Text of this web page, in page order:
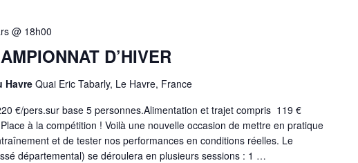
D’HIVER
@ 18h00
Havre Quai Eric Tabarly, Le Havre, France
€/pers.sur base 5 personnes.Alimentation et trajet compris 119 €
à la compétition ! Voilà une nouvelle occasion de mettre en pratique
et de tester nos performances en conditions réelles. Le
départemental) se déroulera en plusieurs sessions : 1 …